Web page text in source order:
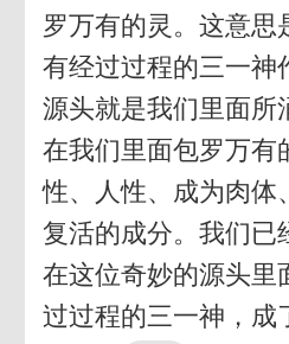
罗万有的灵。这意思
有经过过程的三一神
源头就是我们里面所
在我们里面包罗万有
性、人性、成为肉体
复活的成分。我们已
在这位奇妙的源头里
过过程的三一神，成